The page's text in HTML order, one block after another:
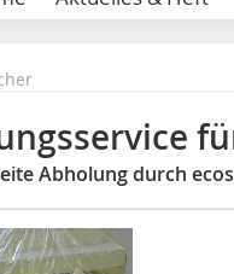
Abholung durch